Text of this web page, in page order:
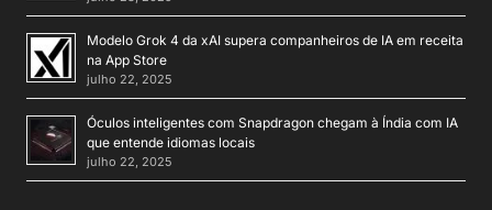
Modelo Grok 4 da xAI supera companheiros de IA em receita
na App Store
julho 22, 2025
Óculos inteligentes com Snapdragon chegam à Índia com IA
que entende idiomas locais
julho 22, 2025